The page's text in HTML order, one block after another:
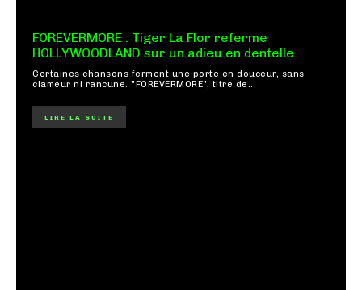
FOREVERMORE : Tiger La Flor referme
HOLLYWOODLAND sur un adieu en dentelle
Certaines chansons ferment une porte en douceur, sans
clameur ni rancune. "FOREVERMORE", titre de...
LIRE LA SUITE